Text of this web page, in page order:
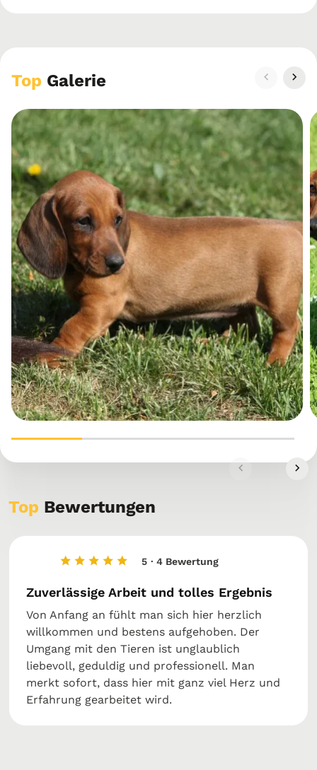
Top Galerie
Top Bewertungen
5 · 4 Bewertung
Zuverlässige Arbeit und tolles Ergebnis
Von Anfang an fühlt man sich hier herzlich
willkommen und bestens aufgehoben. Der
Umgang mit den Tieren ist unglaublich
liebevoll, geduldig und professionell. Man
merkt sofort, dass hier mit ganz viel Herz und
Erfahrung gearbeitet wird.